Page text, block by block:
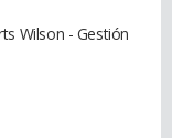
Wilson - Gestión